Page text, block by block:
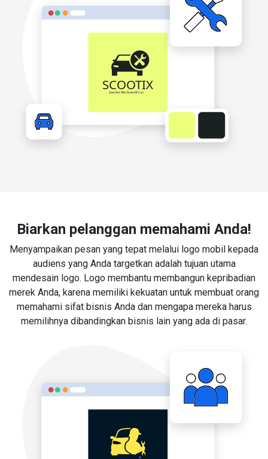
Biarkan pelanggan memahami Anda!
Menyampaikan pesan yang tepat melalui logo mobil kepada
audiens yang Anda targetkan adalah tujuan utama
mendesain logo. Logo membantu membangun kepribadian
merek Anda, karena memiliki kekuatan untuk membuat orang
memahami sifat bisnis Anda dan mengapa mereka harus
memilihnya dibandingkan bisnis lain yang ada di pasar.